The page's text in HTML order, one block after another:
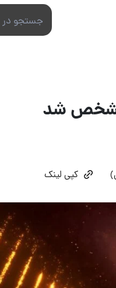
مشخص شد
کپی لینک